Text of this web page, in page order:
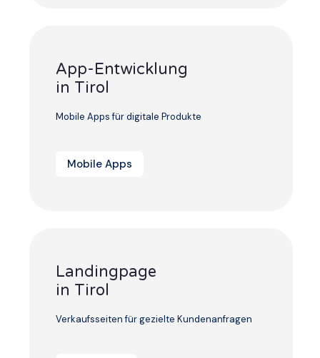
App-Entwicklung
in Tirol
Mobile Apps für digitale Produkte
Mobile Apps
Landingpage
in Tirol
Verkaufsseiten für gezielte Kundenanfragen